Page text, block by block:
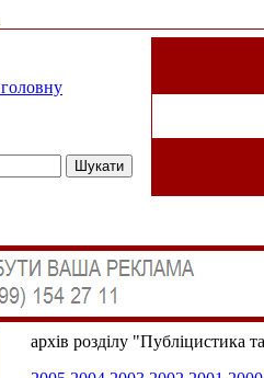
архів розділу "Публіцистика